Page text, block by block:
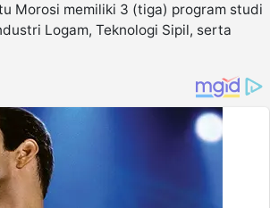
Morosi memiliki 3 (tiga) program studi
Logam, Teknologi Sipil, serta